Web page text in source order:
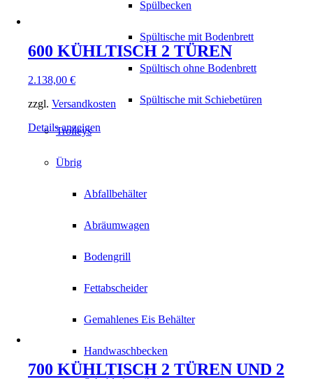
Spülbecken
Spültische mit Bodenbrett
Spültisch ohne Bodenbrett
Spültische mit Schiebetüren
Trolleys
Übrig
Abfallbehälter
Abräumwagen
Bodengrill
Fettabscheider
Gemahlenes Eis Behälter
Handwaschbecken
600 KÜHLTISCH 2 TÜREN
2.138,00 €
zzgl. Versandkosten
Details anzeigen
700 KÜHLTISCH 2 TÜREN UND 2